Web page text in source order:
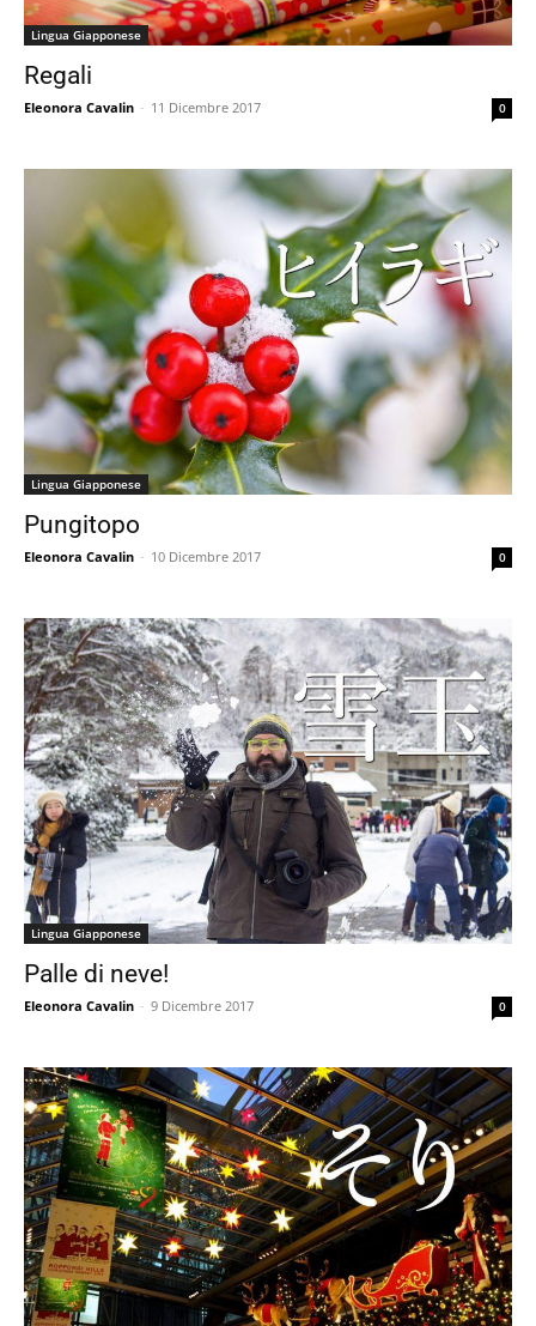
Lingua Giapponese
Regali
Eleonora Cavalin - 11 Dicembre 2017 0
Lingua Giapponese
Pungitopo
Eleonora Cavalin - 10 Dicembre 2017 0
Lingua Giapponese
Palle di neve!
Eleonora Cavalin - 9 Dicembre 2017 0